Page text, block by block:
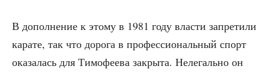
В допол­не­ние к это­му в 1981 году вла­сти запре­ти­ли
кара­те, так что доро­га в про­фес­си­о­наль­ный спорт
ока­за­лась для Тимо­фе­е­ва закры­та. Неле­галь­но он